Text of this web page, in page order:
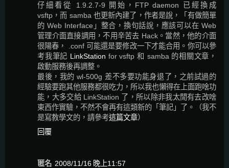
仔細看從 1.9.2.7-9 開始，FTP daemon 已經換成
vsftp，而 samba 也更新內建了，作者是說，「有做簡單
的 Web Interface」整合，換句話說，應該可以在 Web
管理介面直接調用，不用辛苦去 Hack。當然，他的介面
很陽春， .conf 可能還是要修改一下才能合用。你可以參
考我筆記 LinkStation for vsftp 和 samba 的相關文章，
啟動服務後再調整。
最後，我的 wl-500g 差不多要功能身退了，之前試過的
經驗要跑其他服務都很吃力，所以我也懶得在上面跑啥功
能，大多交給 LinkStation 了，所以除非我太閒有去改啥
東西作實驗，不然不會再有這類新的「筆記」了。（我不
是寫教學文的，請參考這篇文章）
回覆
匿名 2008/11/16 晚上11:57